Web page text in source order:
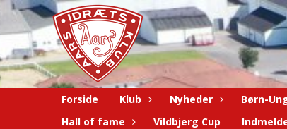
Forside Klub Nyheder Børn-
Hall of fame
Vildbjerg Cup